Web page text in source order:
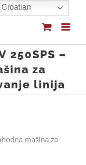
250SPS –
za
linija
mašina za
Croatian